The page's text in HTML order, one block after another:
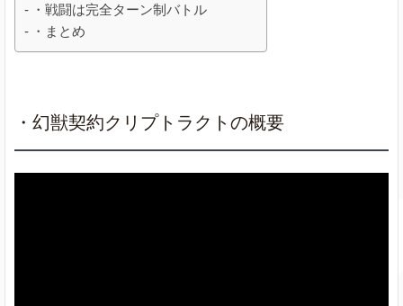
・戦闘は完全ターン制バトル
・まとめ
・幻獣契約クリプトラクトの概要